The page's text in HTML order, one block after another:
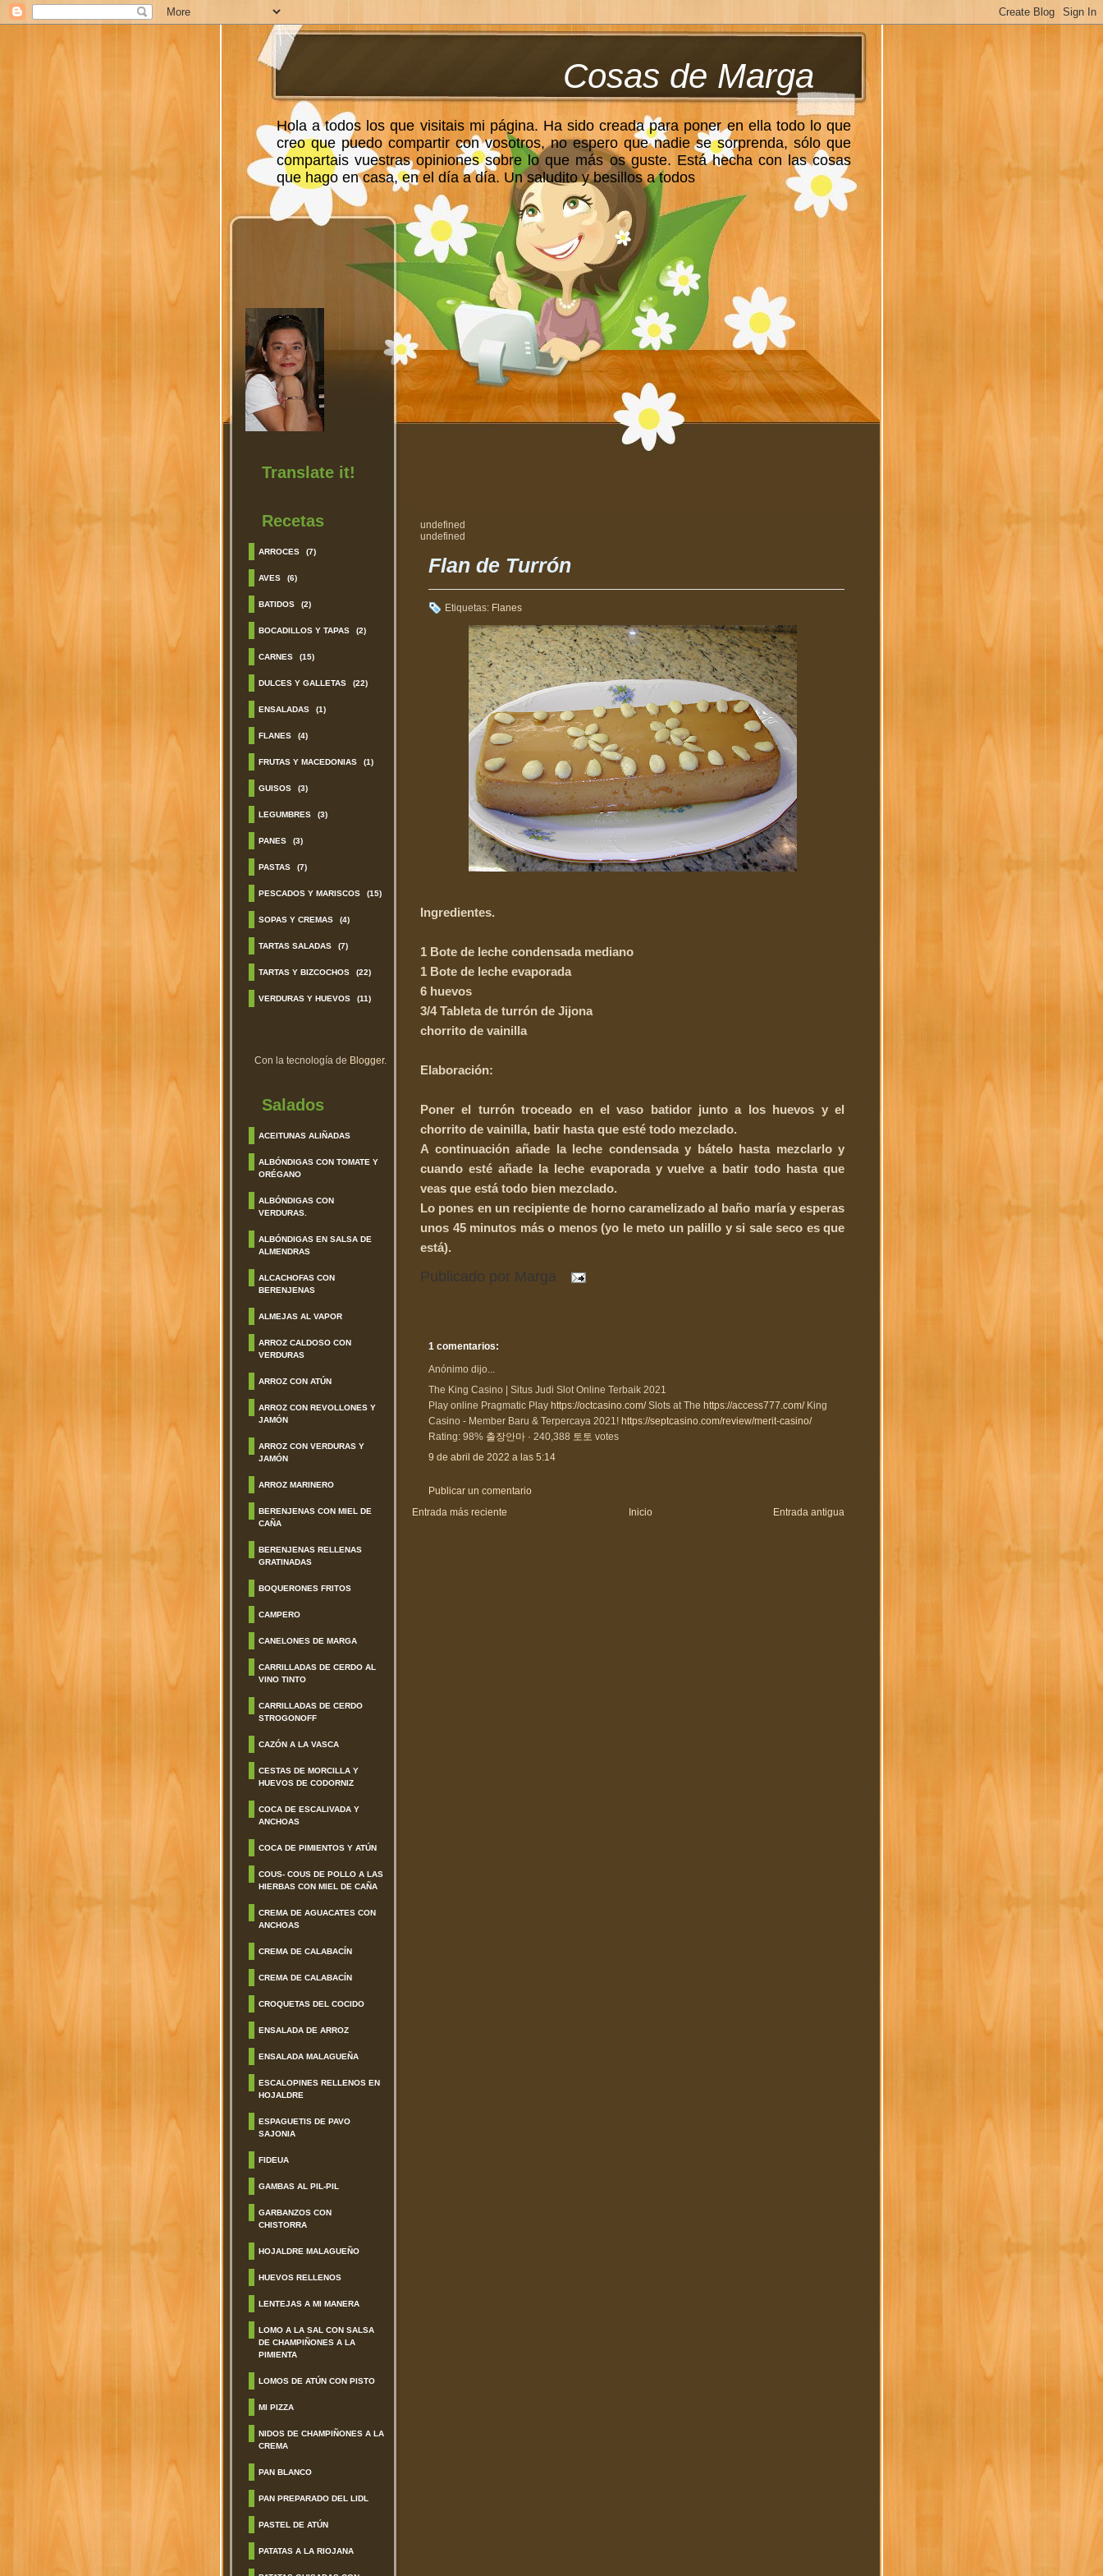
Cosas de Marga
Hola a todos los que visitais mi página. Ha sido creada para poner en ella todo lo que
creo que puedo compartir con vosotros, no espero que nadie se sorprenda, sólo que
compartais vuestras opiniones sobre lo que más os guste. Está hecha con las cosas
que hago en casa, en el día a día. Un saludito y besillos a todos
Translate it!
Recetas
ARROCES (7)
AVES (6)
BATIDOS (2)
BOCADILLOS Y TAPAS (2)
CARNES (15)
DULCES Y GALLETAS (22)
ENSALADAS (1)
FLANES (4)
FRUTAS Y MACEDONIAS (1)
GUISOS (3)
LEGUMBRES (3)
PANES (3)
PASTAS (7)
PESCADOS Y MARISCOS (15)
SOPAS Y CREMAS (4)
TARTAS SALADAS (7)
TARTAS Y BIZCOCHOS (22)
VERDURAS Y HUEVOS (11)
Con la tecnología de Blogger.
Salados
ACEITUNAS ALIÑADAS
ALBÓNDIGAS CON TOMATE Y
ORÉGANO
ALBÓNDIGAS CON
VERDURAS.
ALBÓNDIGAS EN SALSA DE
ALMENDRAS
ALCACHOFAS CON
BERENJENAS
ALMEJAS AL VAPOR
ARROZ CALDOSO CON
VERDURAS
ARROZ CON ATÚN
ARROZ CON REVOLLONES Y
JAMÓN
ARROZ CON VERDURAS Y
JAMÓN
ARROZ MARINERO
BERENJENAS CON MIEL DE
CAÑA
BERENJENAS RELLENAS
GRATINADAS
BOQUERONES FRITOS
CAMPERO
CANELONES DE MARGA
CARRILLADAS DE CERDO AL
VINO TINTO
CARRILLADAS DE CERDO
STROGONOFF
CAZÓN A LA VASCA
CESTAS DE MORCILLA Y
HUEVOS DE CODORNIZ
COCA DE ESCALIVADA Y
ANCHOAS
COCA DE PIMIENTOS Y ATÚN
COUS- COUS DE POLLO A LAS
HIERBAS CON MIEL DE CAÑA
CREMA DE AGUACATES CON
ANCHOAS
CREMA DE CALABACÍN
CREMA DE CALABACÍN
CROQUETAS DEL COCIDO
ENSALADA DE ARROZ
ENSALADA MALAGUEÑA
ESCALOPINES RELLENOS EN
HOJALDRE
ESPAGUETIS DE PAVO
SAJONIA
FIDEUA
GAMBAS AL PIL-PIL
GARBANZOS CON
CHISTORRA
HOJALDRE MALAGUEÑO
HUEVOS RELLENOS
LENTEJAS A MI MANERA
LOMO A LA SAL CON SALSA
DE CHAMPIÑONES A LA
PIMIENTA
LOMOS DE ATÚN CON PISTO
MI PIZZA
NIDOS DE CHAMPIÑONES A LA
CREMA
PAN BLANCO
PAN PREPARADO DEL LIDL
PASTEL DE ATÚN
PATATAS A LA RIOJANA
undefined
undefined
Flan de Turrón
Etiquetas: Flanes
Ingredientes.
1 Bote de leche condensada mediano
1 Bote de leche evaporada
6 huevos
3/4 Tableta de turrón de Jijona
chorrito de vainilla
Elaboración:
Poner el turrón troceado en el vaso batidor junto a los huevos y el
chorrito de vainilla, batir hasta que esté todo mezclado.
A continuación añade la leche condensada y bátelo hasta mezclarlo y
cuando esté añade la leche evaporada y vuelve a batir todo hasta que
veas que está todo bien mezclado.
Lo pones en un recipiente de horno caramelizado al baño maría y esperas
unos 45 minutos más o menos (yo le meto un palillo y si sale seco es que
está).
Publicado por Marga
1 comentarios:
Anónimo dijo...
The King Casino | Situs Judi Slot Online Terbaik 2021
Play online Pragmatic Play https://octcasino.com/Slots at The https://access777.com/King
Casino - Member Baru & Terpercaya 2021! https://septcasino.com/review/merit-casino/
Rating: 98% 출장안마 · ‎240,388 토토 votes
9 de abril de 2022 a las 5:14
Publicar un comentario
Entrada más reciente
Entrada antigua
Inicio